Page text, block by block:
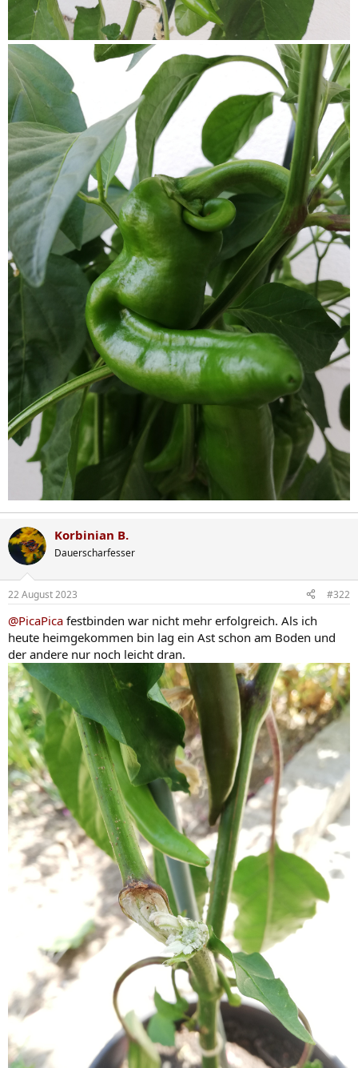
Korbinian B.
Dauerscharfesser
22 August 2023 #322
@PicaPica festbinden war nicht mehr erfolgreich. Als ich
heute heimgekommen bin lag ein Ast schon am Boden und
der andere nur noch leicht dran.